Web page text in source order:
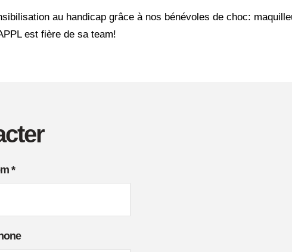
au handicap grâce à nos bénévoles de choc:
est fière de sa team!
*